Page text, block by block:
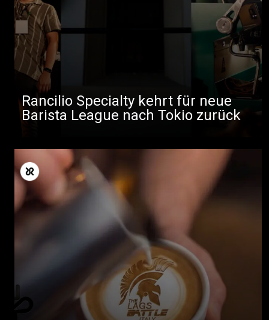
Rancilio Specialty kehrt für neue
Barista League nach Tokio zurück